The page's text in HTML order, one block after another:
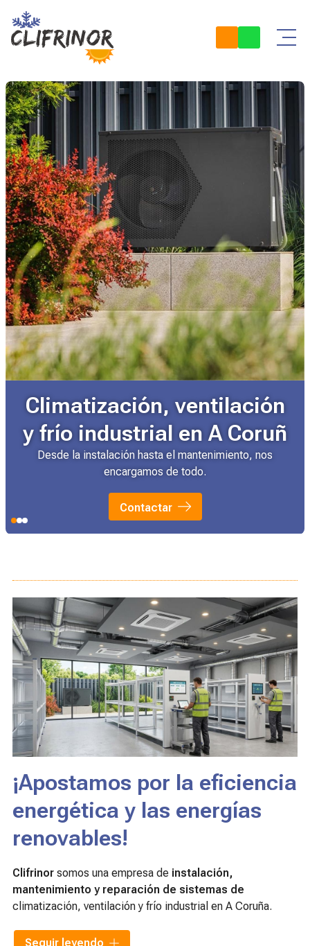
Climatización, ventilación
y frío industrial en A Coruñ
Desde la instalación hasta el mantenimiento, nos
encargamos de todo.
Contactar
¡Apostamos por la eficiencia
energética y las energías
renovables!
Clifrinorsomos una empresa de instalación,
mantenimiento y reparación de sistemas de
climatización, ventilación y frío industrial en A Coruña.
Asimismo, también somos especialistas en la
Seguir leyendo